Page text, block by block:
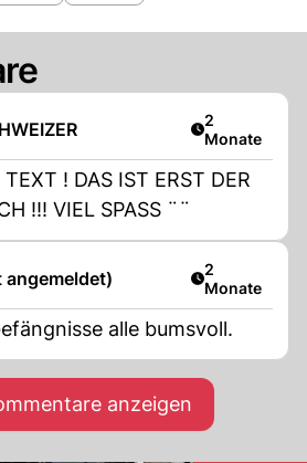
Artikel
2
Monate
ERST DER
ANFANG BEI EUCH !!! VIEL SPASS ¨¨
Artikel
2
Monate
alle bumsvoll.
anzeigen